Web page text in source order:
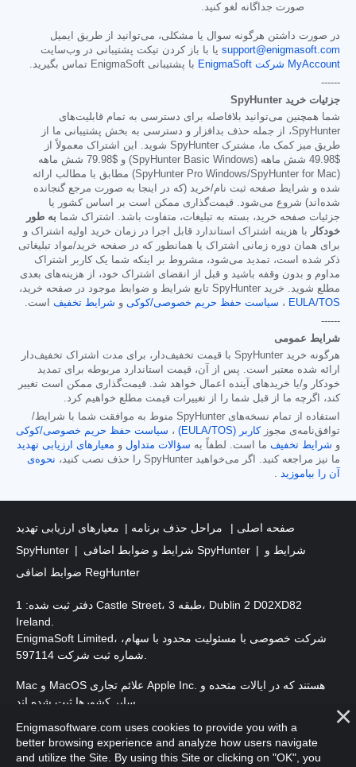
صورت جداگانه لغو کنید.
در صورت داشتن هرگونه سوال یا مشکلی، می‌توانید از طریق ایمیل
support@enigmasoft.com یا با باز کردن تیکت پشتیبانی در وب‌سایت
MyAccount شرکت EnigmaSoft
با پشتیبانی EnigmaSoft تماس بگیرید.
------
جزئیات خرید SpyHunter
شما همچنین می‌توانید بلافاصله برای دسترسی به تمام قابلیت‌های
SpyHunter، از جمله حذف بدافزار و دسترسی به بخش پشتیبانی ما از
طریق میز کمک ما، مشترک SpyHunter شوید. این اشتراک معمولاً از
$49.98
شش ماهه (SpyHunter Basic Windows) و $79.98
شش ماهه
(SpyHunter Pro Windows/SpyHunter for Mac) مطابق با مطالب ارائه
شده و شرایط صفحه ثبت نام/خرید (که در اینجا به صورت مرجع گنجانده
شده‌اند) شروع می‌شود. قیمت‌گذاری ممکن است بر اساس کشور یا
جزئیات صفحه خرید، بسته به تبلیغات، متفاوت باشد. اشتراک شما به طور
خودکار
با هزینه اشتراک استاندارد قابل اجرا در زمان خرید اولیه اشتراک و
برای همان دوره زمانی اشتراک یا همانطور که در صفحه خرید/مواد تبلیغاتی
ذکر شده است، تمدید می‌شود، مشروط بر اینکه شما یک کاربر اشتراک
مداوم و بدون وقفه باشید و قبل از انقضای اشتراک خود، از هزینه‌های بعدی
مطلع شوید. خرید SpyHunter تابع شرایط و ضوابط موجود در صفحه خرید،
EULA/TOS ، سیاست حفظ حریم خصوصی/کوکی و شرایط تخفیف است.
------
شرایط عمومی
هرگونه خرید SpyHunter با قیمت تخفیف‌دار، برای مدت اشتراک تخفیف‌دار
ارائه شده معتبر است. پس از آن، قیمت استاندارد مربوطه برای تمدید
خودکار و/یا خریدهای آینده اعمال خواهد شد. قیمت‌گذاری ممکن است تغییر
کند، اگرچه ما از قبل شما را از تغییرات قیمت مطلع خواهیم کرد.
استفاده از تمام نسخه‌های SpyHunter منوط به موافقت شما با شرایط/
توافق‌نامه‌ی مجوز کاربر (EULA/TOS) ، سیاست حفظ حریم خصوصی/کوکی
و شرایط تخفیف ما است. لطفاً به سؤالات متداول و معیارهای ارزیابی تهدید
ما نیز مراجعه کنید. اگر می‌خواهید SpyHunter را حذف نصب کنید،
نحوه‌ی
آن را بیاموزید .
صفحه اصلی مراحل حذف برنامه
معیارهای ارزیابی تهدید
SpyHunter
شرایط و ضوابط اضافی SpyHunter
شرایط و
ضوابط اضافی RegHunter
دفتر ثبت شده: 1 Castle Street، طبقه 3، Dublin 2 D02XD82
Ireland.
EnigmaSoft Limited، شرکت خصوصی با مسئولیت محدود با سهام،
Mac و MacOS علائم تجاری Apple Inc. هستند که در ایالات متحده و
حق چاپ 2016- 2026
Enigmasoftware.com uses cookies to provide you with a
better browsing experience and analyze how users navigate
and utilize the Site. By using this Site or clicking on "OK", you